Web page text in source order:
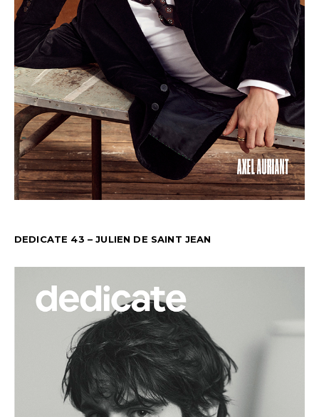
DEDICATE 43 – JULIEN DE SAINT JEAN